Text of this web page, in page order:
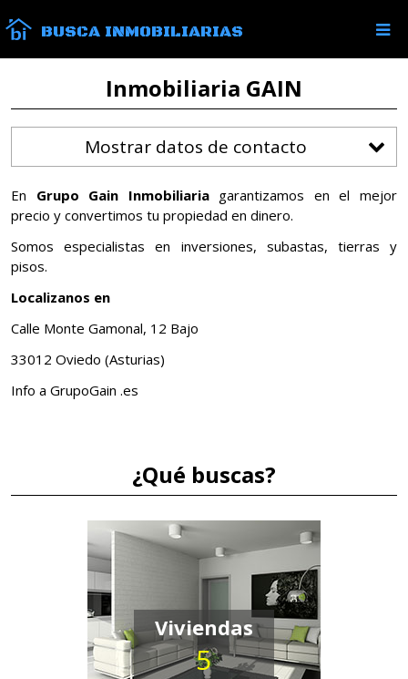
BUSCA INMOBILIARIAS
Inmobiliaria GAIN
Mostrar datos de contacto
En Grupo Gain Inmobiliariagarantizamos en el mejor
precio y convertimos tu propiedad en dinero.
Somos especialistas en inversiones, subastas, tierras y
pisos.
Localizanos en
Calle Monte Gamonal, 12 Bajo
33012 Oviedo (Asturias)
Info a GrupoGain .es
¿Qué buscas?
Viviendas
5